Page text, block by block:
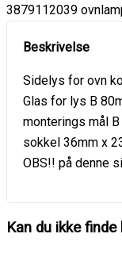
3879112039
Sidelys for ovn
Glas for lys B
monterings mål
sokkel 36mm x
OBS!! på denne
Kan du ikke